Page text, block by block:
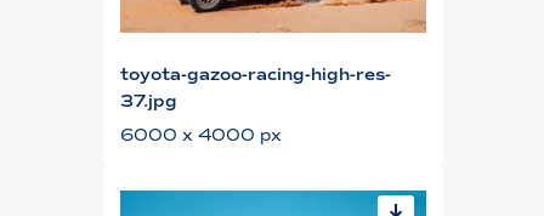
toyota-gazoo-racing-high-res-
37.jpg
6000 x 4000 px